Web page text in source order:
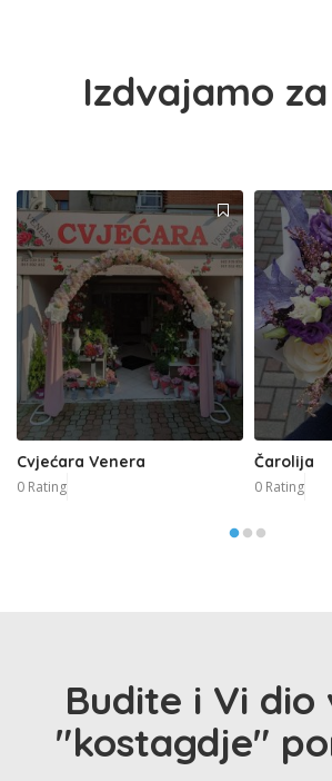
Izdvajamo
Cvjećara Venera
0 Rating
Čarolija
0 Rating
Budite i Vi dio
"kostagdje"